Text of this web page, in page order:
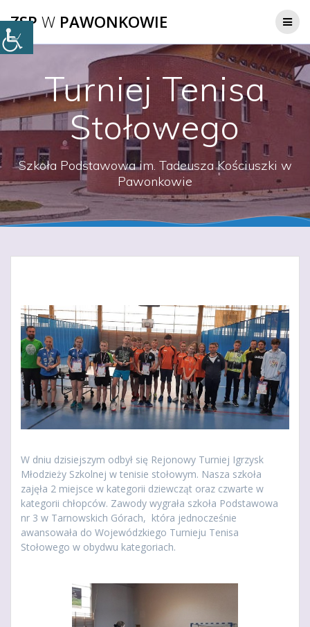
do
ZSP W PAWONKOWIE
Turniej Tenisa
Stołowego
Szkoła Podstawowa im. Tadeusza Kościuszki w
Pawonkowie
W dniu dzisiejszym odbył się Rejonowy Turniej Igrzysk
Młodzieży Szkolnej w tenisie stołowym. Nasza szkoła
zajęła 2 miejsce w kategorii dziewcząt oraz czwarte w
kategorii chłopców. Zawody wygrała szkoła Podstawowa
nr 3 w Tarnowskich Górach, która jednocześnie
awansowała do Wojewódzkiego Turnieju Tenisa
Stołowego w obydwu kategoriach.